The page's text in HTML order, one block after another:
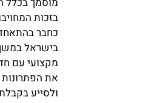
בזכות
כחבר
מקצועי עם
את הפתרונות
ולסייע